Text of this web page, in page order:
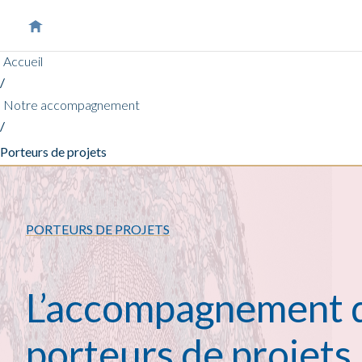
Accueil
/
Notre accompagnement
/
Porteurs de projets
PORTEURS DE PROJETS
L’accompagnement